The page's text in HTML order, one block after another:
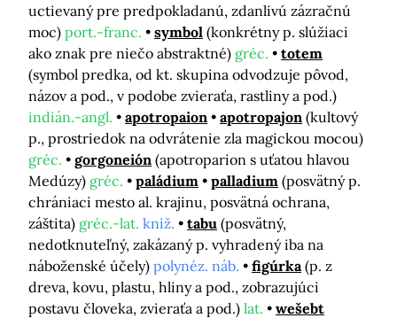
uctievaný pre predpokladanú, zdanlivú zázračnú
moc) port.-franc. symbol (konkrétny p. slúžiaci
ako znak pre niečo abstraktné) gréc.
totem
(symbol predka, od kt. skupina odvodzuje pôvod,
názov a pod., v podobe zvieraťa, rastliny a pod.)
indián.-angl.
apotropaion apotropajon (kultový
p., prostriedok na odvrátenie zla magickou mocou)
gréc.
gorgoneión (apotroparion s uťatou hlavou
Medúzy) gréc. paládium palladium (posvätný p.
chrániaci mesto al. krajinu, posvätná ochrana,
záštita) gréc.-lat. kniž. tabu (posvätný,
nedotknuteľný, zakázaný p. vyhradený iba na
náboženské účely) polynéz. náb. figúrka (p. z
dreva, kovu, plastu, hliny a pod., zobrazujúci
postavu človeka, zvieraťa a pod.) lat.
wešebt